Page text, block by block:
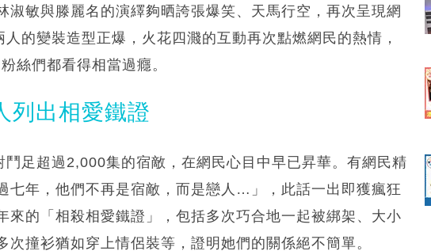
淑敏與滕麗名的演繹夠晒誇張爆笑、天馬行空，再次呈現網
的變裝造型正爆，火花四濺的互動再次點燃網民的熱情，
絲們都看得相當過癮。
列出相愛鐵證
鬥足超過2,000集的宿敵，在網民心目中早已昇華。有網民精
七年，他們不再是宿敵，而是戀人…」，此話一出即獲瘋狂
來的「相殺相愛鐵證」，包括多次巧合地一起被綁架、大小
撞衫猶如穿上情侶裝等，證明她們的關係絕不簡單。